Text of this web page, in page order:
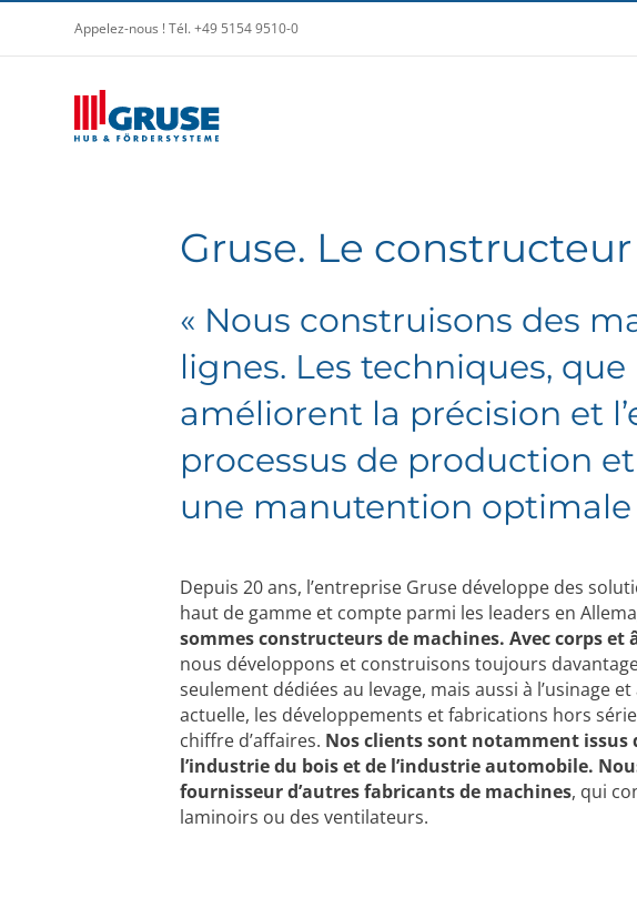
Appelez-nous ! Tél. +49 5154 9510-0
Gruse. Le
« Nous construisons des
lignes. Les techniques,
améliorent la précision et
processus de production
une manutention optimale
Depuis 20 ans, l’entreprise Gruse développe des
haut de gamme et compte parmi les leaders en
sommes constructeurs de machines. Avec corps et
nous développons et construisons toujours
seulement dédiées au levage, mais aussi à l’usinage
actuelle, les développements et fabrications hors
chiffre d’affaires. Nos clients sont notamment issus
l’industrie du bois et de l’industrie automobile.
fournisseur d’autres fabricants de machines, qui
laminoirs ou des ventilateurs.